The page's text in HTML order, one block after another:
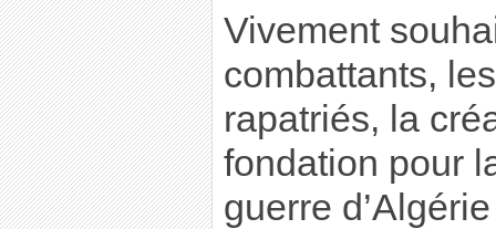
Vivement
combattants,
rapatriés, la
fondation pour
guerre